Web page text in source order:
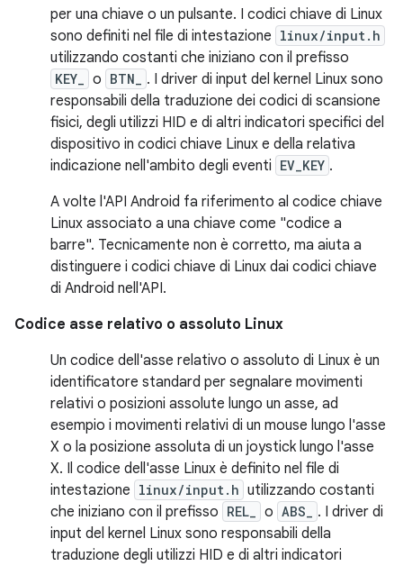
per una chiave o un pulsante. I codici chiave di Linux
sono definiti nel file di intestazione linux/input.h
utilizzando costanti che iniziano con il prefisso
KEY_ o BTN_
. I driver di input del kernel Linux sono
responsabili della traduzione dei codici di scansione
fisici, degli utilizzi HID e di altri indicatori specifici del
dispositivo in codici chiave Linux e della relativa
indicazione nell'ambito degli eventi EV_KEY .
A volte l'API Android fa riferimento al codice chiave
Linux associato a una chiave come "codice a
barre". Tecnicamente non è corretto, ma aiuta a
distinguere i codici chiave di Linux dai codici chiave
di Android nell'API.
Codice asse relativo o assoluto Linux
Un codice dell'asse relativo o assoluto di Linux è un
identificatore standard per segnalare movimenti
relativi o posizioni assolute lungo un asse, ad
esempio i movimenti relativi di un mouse lungo l'asse
X o la posizione assoluta di un joystick lungo l'asse
X. Il codice dell'asse Linux è definito nel file di
intestazione linux/input.h utilizzando costanti
che iniziano con il prefisso REL_ o ABS_
. I driver di
input del kernel Linux sono responsabili della
traduzione degli utilizzi HID e di altri indicatori